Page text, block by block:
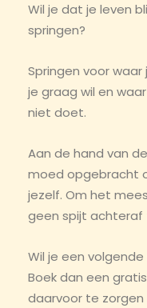
Wil je dat je leven
springen?
Springen voor
je graag wil en
niet doet.
Aan de hand van
moed opgebracht
jezelf. Om het
geen spijt achteraf
Wil je een
Boek dan een
daarvoor te zorgen